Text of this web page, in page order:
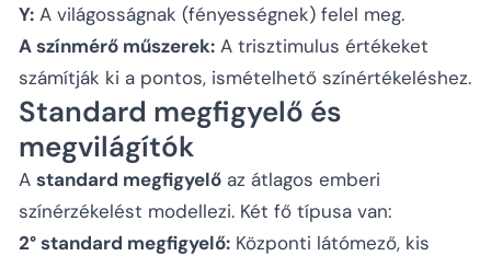
Y: A világosságnak (fényességnek) felel meg.
A színmérő műszerek: A trisztimulus értékeket
számítják ki a pontos, ismételhető színértékeléshez.
Standard megfigyelő és
megvilágítók
A standard megfigyelő az átlagos emberi
színérzékelést modellezi. Két fő típusa van:
2° standard megfigyelő: Központi látómező, kis